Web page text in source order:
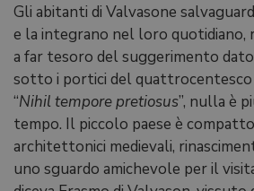
Gli abitanti di Valvasone
e la integrano nel loro quotidiano,
a far tesoro del suggerimento
sotto i portici del quattrocentesco
“Nihil tempore pretiosus”, nulla è
tempo. Il piccolo paese è
architettonici medievali,
uno sguardo amichevole per il